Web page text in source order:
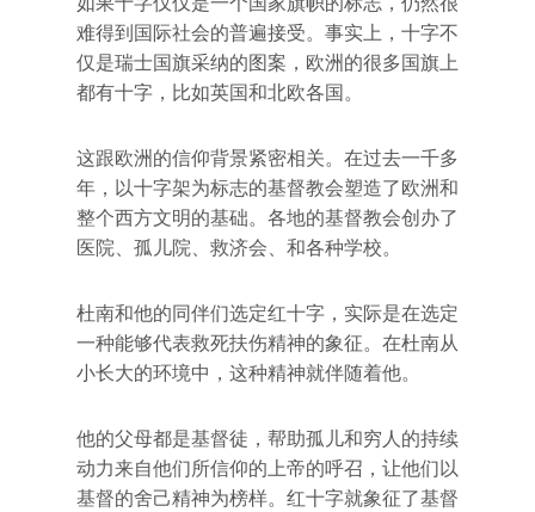
难得到国际社会的普遍接受。事实上，十字不
仅是瑞士国旗采纳的图案，欧洲的很多国旗上
都有十字，比如英国和北欧各国。
这跟欧洲的信仰背景紧密相关。在过去一千多
年，以十字架为标志的基督教会塑造了欧洲和
整个西方文明的基础。各地的基督教会创办了
医院、孤儿院、救济会、和各种学校。
杜南和他的同伴们选定红十字，实际是在选定
一种能够代表救死扶伤精神的象征。在杜南从
小长大的环境中，这种精神就伴随着他。
他的父母都是基督徒，帮助孤儿和穷人的持续
动力来自他们所信仰的上帝的呼召，让他们以
基督的舍己精神为榜样。红十字就象征了基督